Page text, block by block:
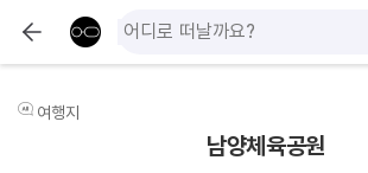
여행지
남양체육공원